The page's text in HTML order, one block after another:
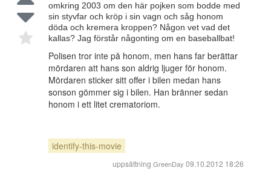
omkring 2003 om den här pojken som bodde med
sin styvfar och kröp i sin vagn och såg honom
döda och kremera kroppen? Någon vet vad det
kallas? Jag förstår någonting om en baseballbat!
Polisen tror inte på honom, men hans far berättar
mördaren att hans son aldrig ljuger för honom.
Mördaren sticker sitt offer i bilen medan hans
sonson gömmer sig i bilen. Han bränner sedan
honom i ett litet crematoriom.
identify-this-movie
uppsättning GreenDay 09.10.2012 18:26